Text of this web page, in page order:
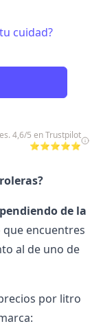
cuidad?
4,6/5 en Trustpilot
⭐⭐⭐⭐⭐
de la
que encuentres
al de uno de
por litro